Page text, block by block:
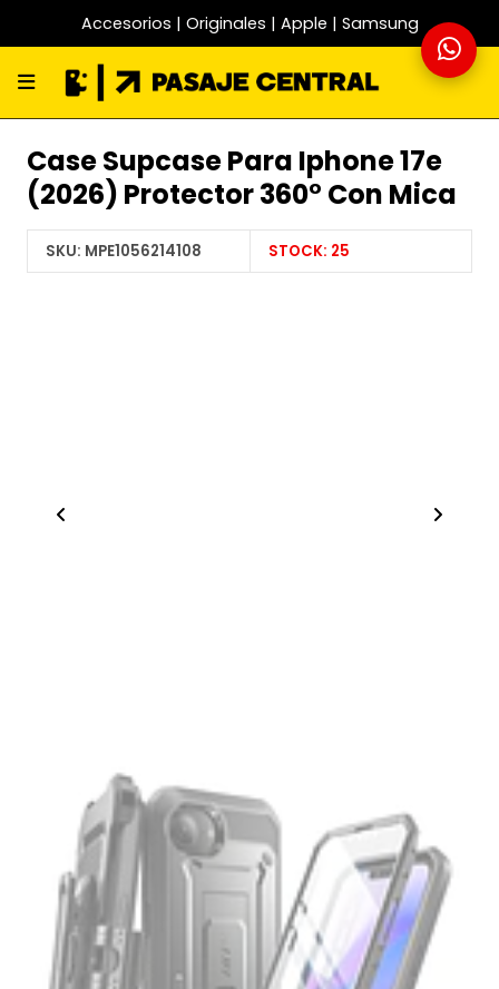
Accesorios | Originales | Apple | Samsung
Case Supcase Para Iphone 17e
(2026) Protector 360° Con Mica
SKU: MPE1056214108 STOCK: 25